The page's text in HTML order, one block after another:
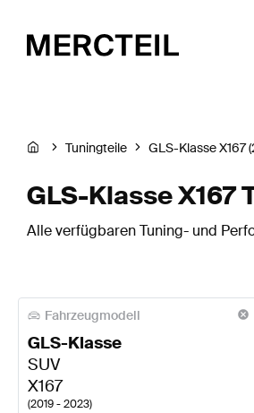
Tuningteile GLS-Klasse X167
GLS-Klasse X167
Alle verfügbaren Tuning- und
Fahrzeugmodell
GLS-Klasse
SUV
X167
(2019 - 2023)